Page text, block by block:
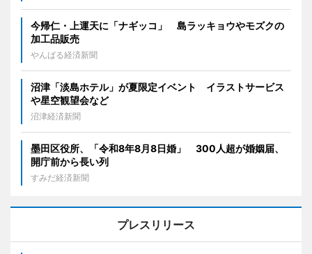
今帰仁・上運天に「ナギッコ」 島ラッキョウやモズクの
加工品販売
やんばる経済新聞
沼津「淡島ホテル」が夏限定イベント イラストサービス
や星空観望会など
沼津経済新聞
墨田区役所、「令和8年8月8日婚」 300人超が婚姻届、
開庁前から長い列
すみだ経済新聞
プレスリリース